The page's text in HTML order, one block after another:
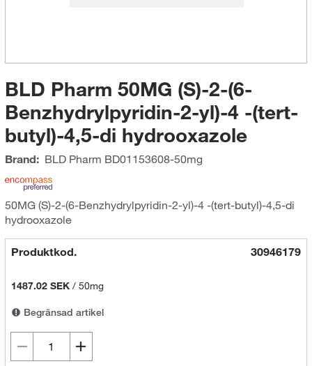
BLD Pharm 50MG (S)-2-(6-
Benzhydrylpyridin-2-yl)-4 -(tert-
butyl)-4,5-di hydrooxazole
Brand: BLD Pharm BD01153608-50mg
50MG (S)-2-(6-Benzhydrylpyridin-2-yl)-4 -(tert-butyl)-4,5-di
hydrooxazole
Produktkod. 30946179
1487.02 SEK/ 50mg
Begränsad artikel